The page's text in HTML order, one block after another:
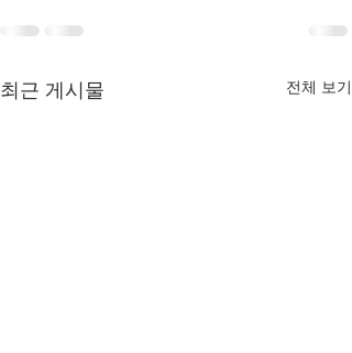
최근 게시물 전체 보기